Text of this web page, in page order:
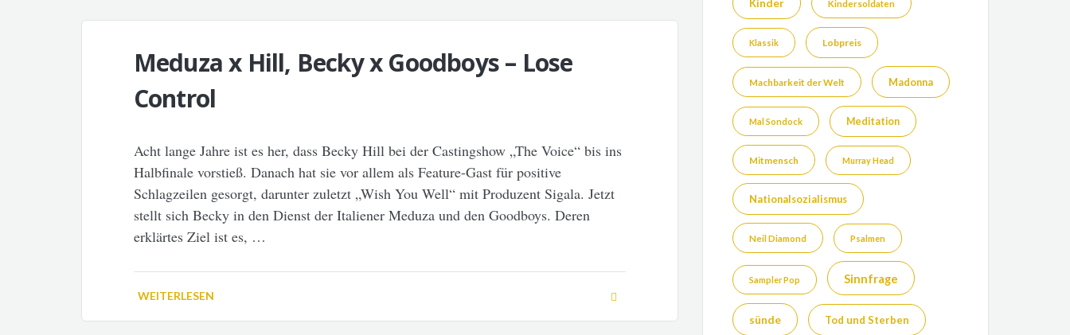
Meduza x Hill, Becky x Goodboys – Lose
Control
Acht lange Jahre ist es her, dass Becky Hill bei der Castingshow „The Voice“ bis ins
Halbfinale vorstieß. Danach hat sie vor allem als Feature-Gast für positive
Schlagzeilen gesorgt, darunter zuletzt „Wish You Well“ mit Produzent Sigala. Jetzt
stellt sich Becky in den Dienst der Italiener Meduza und den Goodboys. Deren
erklärtes Ziel ist es, …
WEITERLESEN
Kinder Kindersoldaten
Klassik Lobpreis
Machbarkeit der Welt Madonna
Mal Sondock Meditation
Mitmensch Murray Head
Nationalsozialismus
Neil Diamond Psalmen
Sampler Pop Sinnfrage
sünde Tod und Sterben